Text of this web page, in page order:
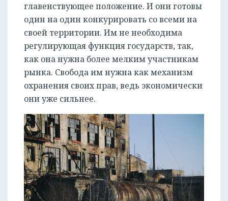
главенствующее положение. И они готовы
один на один конкурировать со всеми на
своей территории. Им не необходима
регулирующая функция государств, так,
как она нужна более мелким участникам
рынка. Свобода им нужна как механизм
охранения своих прав, ведь экономически
они уже сильнее.